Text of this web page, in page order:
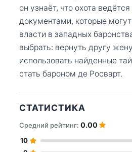
он узнаёт, что охота
документами, которые
власти в западных
выбрать: вернуть другу
использовать найденные
стать бароном де Росварт.
СТАТИСТИКА
Средний рейтинг: 0.00
10